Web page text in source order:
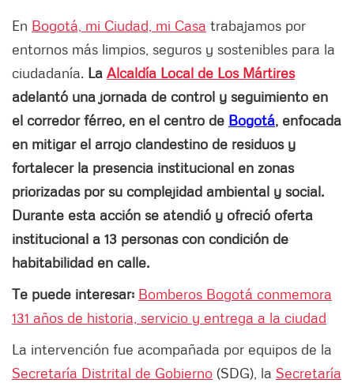
En Bogotá, mi Ciudad, mi Casa trabajamos por
entornos más limpios, seguros y sostenibles para la
ciudadanía. La Alcaldía Local de Los Mártires
adelantó una jornada de control y seguimiento en
el corredor férreo, en el centro de Bogotá, enfocada
en mitigar el arrojo clandestino de residuos y
fortalecer la presencia institucional en zonas
priorizadas por su complejidad ambiental y social.
Durante esta acción se atendió y ofreció oferta
institucional a 13 personas con condición de
habitabilidad en calle.
Te puede interesar: Bomberos Bogotá conmemora
131 años de historia, servicio y entrega a la ciudad
La intervención fue acompañada por equipos de la
Secretaría Distrital de Gobierno (SDG), la Secretaría